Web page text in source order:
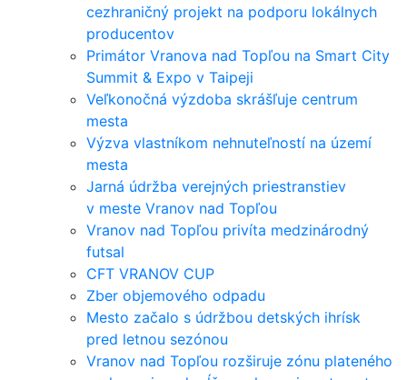
cezhraničný projekt na podporu lokálnych
producentov
Primátor Vranova nad Topľou na Smart City
Summit & Expo v Taipeji
Veľkonočná výzdoba skrášľuje centrum
mesta
Výzva vlastníkom nehnuteľností na území
mesta
Jarná údržba verejných priestranstiev
v meste Vranov nad Topľou
Vranov nad Topľou privíta medzinárodný
futsal
CFT VRANOV CUP
Zber objemového odpadu
Mesto začalo s údržbou detských ihrísk
pred letnou sezónou
Vranov nad Topľou rozširuje zónu plateného